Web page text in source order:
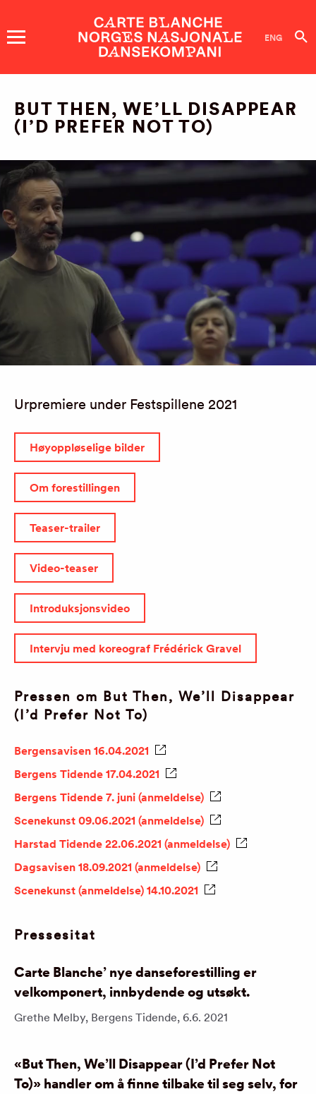
ENG
ARRANGEMENT
BILLETTER
DANSERE
OM OSS
JOURNAL
ARKIV
BUT THEN, WE’LL DISAPPEAR
(I’D PREFER NOT TO)
Urpremiere under Festspillene 2021
Høyoppløselige bilder
Om forestillingen
Teaser-trailer
Video-teaser
Introduksjonsvideo
Intervju med koreograf Frédérick Gravel
Pressen om But Then, We’ll Disappear
(I’d Prefer Not To)
Bergensavisen 16.04.2021
Bergens Tidende 17.04.2021
Bergens Tidende 7. juni (anmeldelse)
Scenekunst 09.06.2021 (anmeldelse)
Harstad Tidende 22.06.2021 (anmeldelse)
Dagsavisen 18.09.2021 (anmeldelse)
Scenekunst (anmeldelse) 14.10.2021
Pressesitat
Carte Blanche’ nye danseforestilling er
velkomponert, innbydende og utsøkt.
Grethe Melby, Bergens Tidende, 6.6. 2021
«But Then, We’ll Disappear (I’d Prefer Not
To)» handler om å finne tilbake til seg selv, for